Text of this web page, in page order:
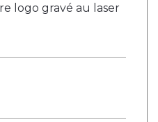
logo gravé au laser